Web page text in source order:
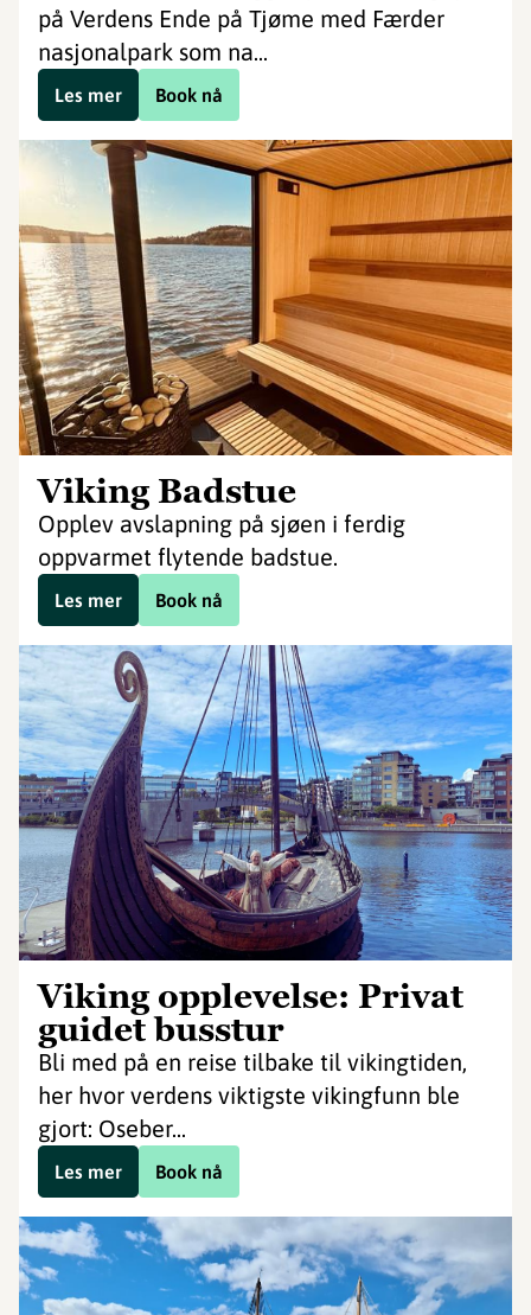
på Verdens Ende på Tjøme med Færder
nasjonalpark som na...
Book nå
Les mer
Viking Badstue
Opplev avslapning på sjøen i ferdig
oppvarmet flytende badstue.
Book nå
Les mer
Viking opplevelse: Privat
guidet busstur
Bli med på en reise tilbake til vikingtiden,
her hvor verdens viktigste vikingfunn ble
gjort: Oseber...
Book nå
Les mer